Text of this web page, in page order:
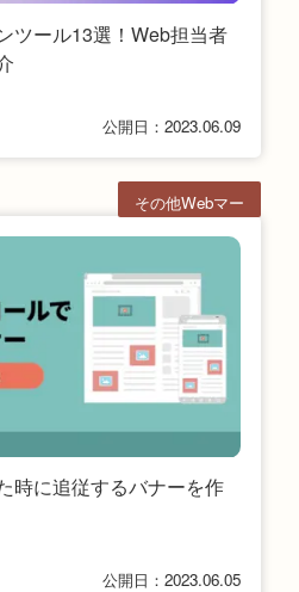
ツール13選！Web担当者
公開日：2023.06.09
時に追従するバナーを作
公開日：2023.06.05
その他Webマー